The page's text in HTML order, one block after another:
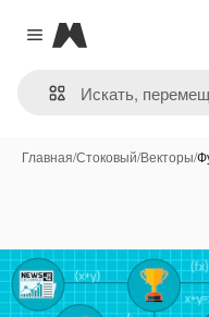
Close menu
Magnific
Главная/Стоковый/Векторы/